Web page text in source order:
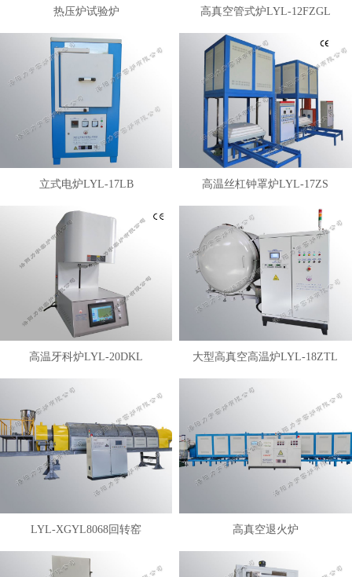
热压炉试验炉 高真空管式炉LYL-12FZGL
立式电炉LYL-17LB 高温丝杠钟罩炉LYL-17ZS
高温牙科炉LYL-20DKL 大型高真空高温炉LYL-18ZTL
LYL-XGYL8068回转窑 高真空退火炉